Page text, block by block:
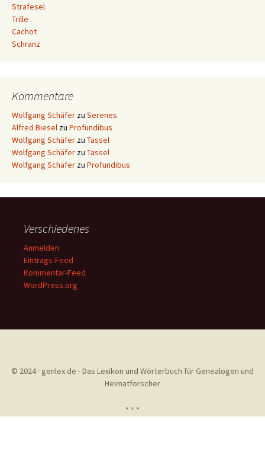
Strafesel
Trille
Cachot
Schranz
Kommentare
Wolfgang Schäfer zu Serenes
Alfred Biesel zu Profundibus
Wolfgang Schäfer zu Tassel
Wolfgang Schäfer zu Tassel
Wolfgang Schäfer zu Profundibus
Verschiedenes
Anmelden
Eintrags-Feed
Kommentar-Feed
WordPress.org
© 2024 · genlex.de - Das Lexikon und Wörterbuch für Genealogen und
Heimatforscher
* * *